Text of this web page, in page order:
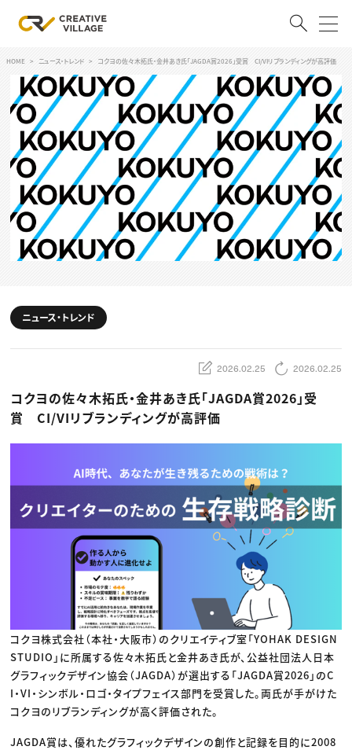
ACCOUNT
ログイン 会員登録
RECRUIT
クリエイター求人を探す
CREATIVE JOB求人検索
特集求人
採用説明会
転職支援サービス
CONTENTS
スキルアップしたい！ トップ
デザイン
動画配信・映像制作
ディレクション
業界解説・キャリア事情
お役立ち基礎知識
TOP Creator’s コラム
ゲームクリエイター
映像クリエイター
マーケッター
C＆R Magazine
ニュース・トレンド
ゲーム・エンタメ
広告
出版
CREATIVE VILLAGEからのお知らせ
プロフェッショナル×つながる×メディア
HOME ニュース・トレンド コクヨの佐々木拓氏・金井あき氏「JAGDA賞2026」受賞 CI/VIリブランディングが高評価
ニュース・トレンド
2026.02.25 2026.02.25
コクヨの佐々木拓氏・金井あき氏「JAGDA賞2026」受
賞 CI/VIリブランディングが高評価
コクヨ株式会社（本社・大阪市）のクリエイティブ室「YOHAK DESIGN
STUDIO」に所属する佐々木拓氏と金井あき氏が、公益社団法人日本
グラフィックデザイン協会（JAGDA）が選出する「JAGDA賞2026」のC
I・VI・シンボル・ロゴ・タイプフェイス部門を受賞した。両氏が手がけた
コクヨのリブランディングが高く評価された。
JAGDA賞は、優れたグラフィックデザインの創作と記録を目的に2008